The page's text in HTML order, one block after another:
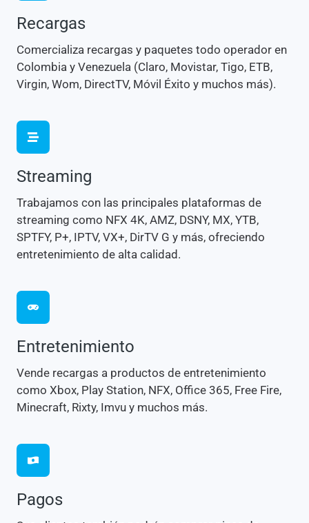
Recargas
Comercializa recargas y paquetes todo operador en
Colombia y Venezuela (Claro, Movistar, Tigo, ETB,
Virgin, Wom, DirectTV, Móvil Éxito y muchos más).
Streaming
Trabajamos con las principales plataformas de
streaming como NFX 4K, AMZ, DSNY, MX, YTB,
SPTFY, P+, IPTV, VX+, DirTV G y más, ofreciendo
entretenimiento de alta calidad.
Entretenimiento
Vende recargas a productos de entretenimiento
como Xbox, Play Station, NFX, Office 365, Free Fire,
Minecraft, Rixty, Imvu y muchos más.
Pagos